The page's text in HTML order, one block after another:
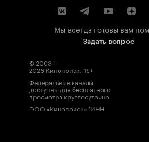
Мы всегда готовы вам
Задать вопрос
© 2003–
2026 Кинопоиск 18+
Федеральные каналы
доступны для бесплатного
просмотра круглосуточно
ООО «Кинопоиск» (ИНН